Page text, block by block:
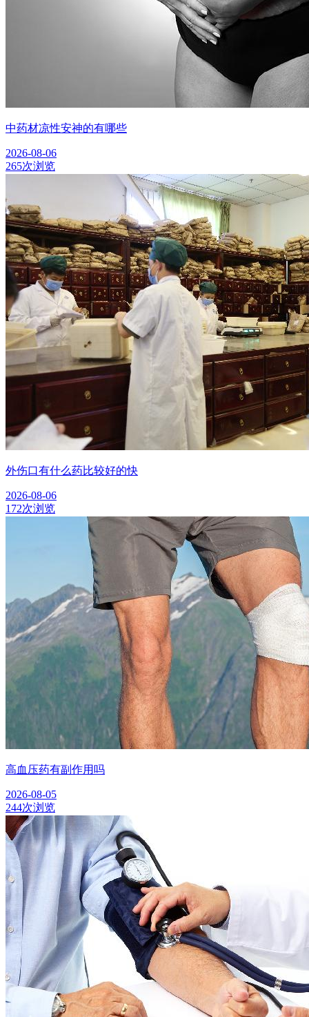
中药材凉性安神的有哪些
2026-08-06
265次浏览
外伤口有什么药比较好的快
2026-08-06
172次浏览
高血压药有副作用吗
2026-08-05
244次浏览